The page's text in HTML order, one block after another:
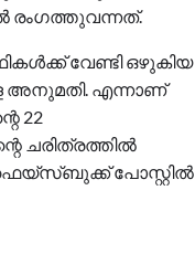
രംഗത്തുവന്നത്.
വേണ്ടി ഒഴുകിയ
അനുമതി. എന്നാണ്
22
ചരിത്രത്തില്‍
ഫെയ്‌സ്ബുക്ക് പോസ്റ്റിൽ